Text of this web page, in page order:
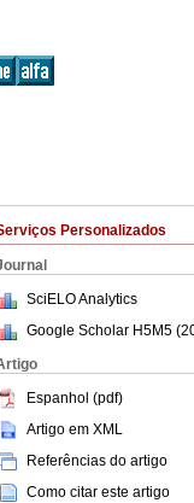
Personalizados
SciELO Analytics
Google Scholar H5M5 (
Espanhol (pdf)
Artigo em XML
Referências do artigo
Como citar este artigo